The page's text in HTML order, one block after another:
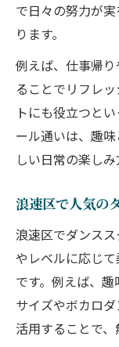
で日々の努力が
ります。
例えば、仕事帰
ることでリフレ
トにも役立つと
ール通いは、趣
しい日常の楽しみ
浪速区で人気の
浪速区でダンス
やレベルに応じ
です。例えば、
サイズやボカロ
活用することで、